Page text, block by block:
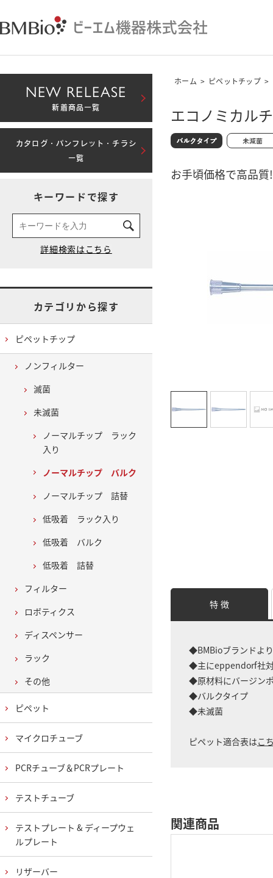
ホーム > ピペットチップ >
エコノミカル
お手頃価格で高品質!
特 徴
◆BMBioブランドよ
◆主にeppendorf社
◆原材料にバージン
◆バルクタイプ
◆未滅菌
ピペット適合表はこ
関連商品
NEW RELEASE
新着商品一覧
カタログ・パンフレット・チラシ
一覧
キーワードで探す
カテゴリから探す
ピペットチップ
ノンフィルター
滅菌
未滅菌
ノーマルチップ ラック
入り
ノーマルチップ バルク
ノーマルチップ 詰替
低吸着 ラック入り
低吸着 バルク
低吸着 詰替
フィルター
ロボティクス
ディスペンサー
ラック
その他
ピペット
マイクロチューブ
PCRチューブ＆PCRプレート
テストチューブ
テストプレート & ディープウェ
ルプレート
リザーバー